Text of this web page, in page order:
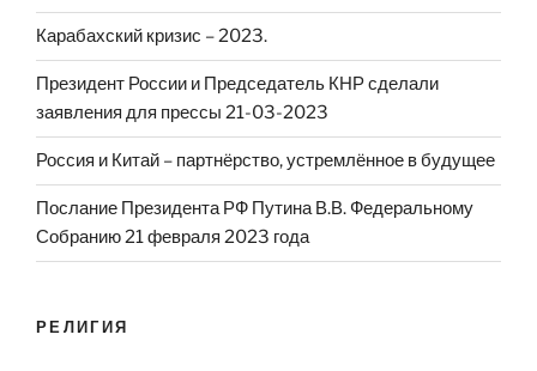
Карабахский кризис – 2023.
Президент России и Председатель КНР сделали
заявления для прессы 21-03-2023
Россия и Китай – партнёрство, устремлённое в будущее
Послание Президента РФ Путина В.В. Федеральному
Собранию 21 февраля 2023 года
РЕЛИГИЯ